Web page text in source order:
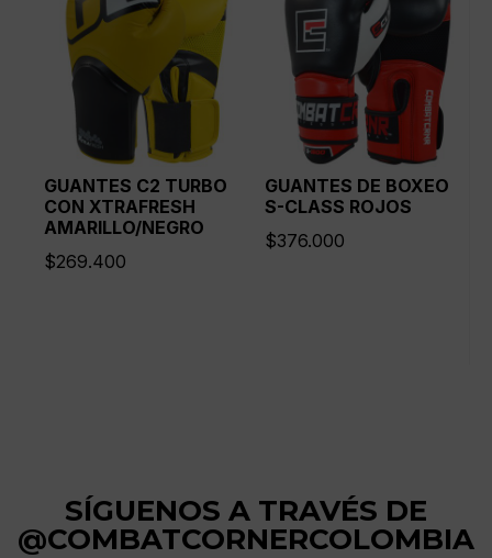
GUANTES C2 TURBO
CON XTRAFRESH
AMARILLO/NEGRO
$269.400
GUANTES DE BOXEO
S-CLASS ROJOS
$376.000
SÍGUENOS A TRAVÉS DE
@COMBATCORNERCOLOMBIA